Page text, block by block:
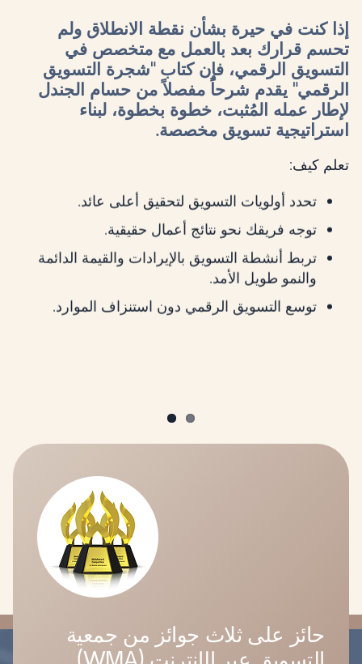
التسويق الرقمي، فإن كتاب "شجرة التسويق
الرقمي" يقدم شرحاً مفصلاً من حسام الجندل
لإطار عمله المُثبت، خطوة بخطوة، لبناء
استراتيجية تسويق مخصصة.
تعلم كيف:
تحدد أولويات التسويق لتحقيق أعلى عائد.
تربط أنشطة التسويق بالإيرادات والقيمة الدائمة
والنمو طويل الأمد.
توسع التسويق الرقمي دون استنزاف الموارد.
حائز على ثلاث جوائز من جمعية
التسويق عبر الإنترنت (WMA)
جائزة التميز في التجارة الإلكترونية